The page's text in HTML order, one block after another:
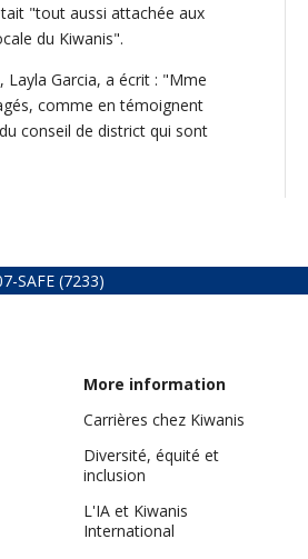
"tout aussi attachée aux
du Kiwanis".
Garcia, a écrit : "Mme
comme en témoignent
conseil de district qui sont
SAFE (7233)
More information
Carrières chez Kiwanis
Diversité, équité et
inclusion
L'IA et Kiwanis
International